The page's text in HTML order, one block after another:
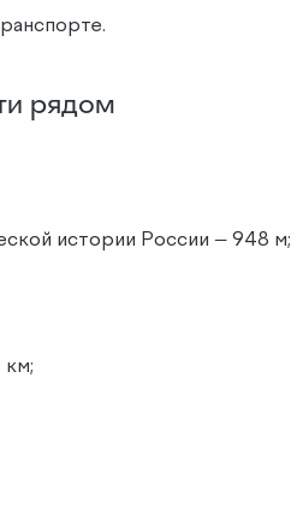
рядом
истории России — 948 м;
км;